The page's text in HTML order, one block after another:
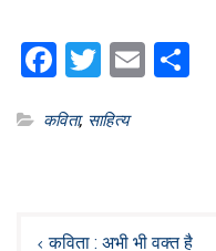
Facebook
Twitter
Email
कविता, साहित्य
navigation
कविता : अभी भी वक्त है